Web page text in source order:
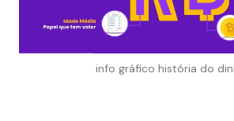
info gráfico história do